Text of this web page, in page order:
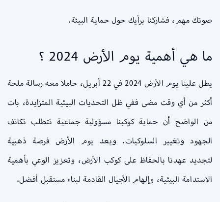
صوتك مهم، فشاركنا برأيك حول حماية البيئة.
ما هي أهمية يوم الأرض 2024 ؟
يطل علينا يوم الأرض 2024 في 22 أبريل، حاملا معه رسالة ملحة
أكثر من أي وقت مضى ففي ظل التحديات البيئية المتزايدة، بات
من الواضح أن حماية كوكبنا مسؤولية جماعية تتطلب تكاتف
الجهود وتغيير السلوكيات. ويعد يوم الأرض فرصة ذهبية
لتجديد عهدنا بالحفاظ على كوكب الأرض، وتعزيز الوعي بأهمية
الاستدامة البيئية، وإلهام الأجيال القادمة لبناء مستقبل أفضل.